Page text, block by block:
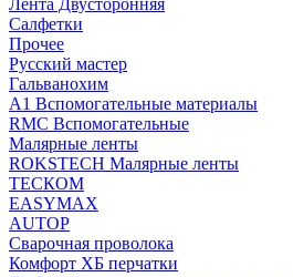
Лента Двусторонняя
Салфетки
Прочее
Русский мастер
Гальванохим
А1 Вспомогательные материалы
RMC Вспомогательные
Малярные ленты
ROKSTECH Малярные ленты
ТЕСКОМ
EASYMAX
AUTOP
Сварочная проволока
Комфорт ХБ перчатки